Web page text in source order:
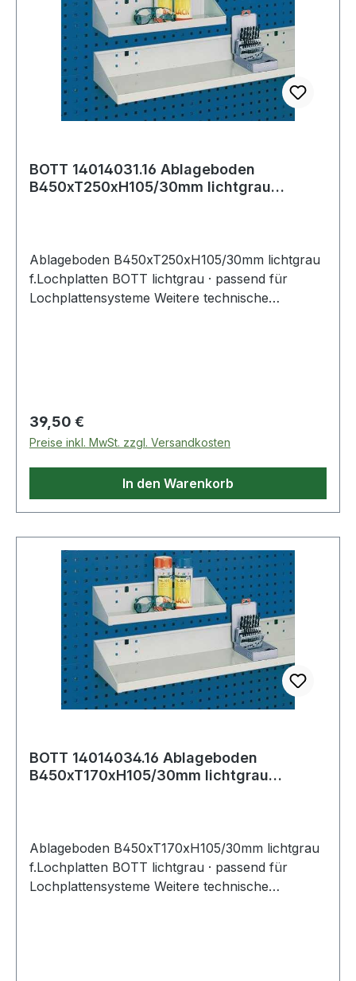
BOTT 14014031.16 Ablageboden
B450xT250xH105/30mm lichtgrau
Ablageboden B450xT250xH105/30mm lichtgrau
f.Lochplatten BOTT lichtgrau · passend für
Lochplattensysteme Weitere technische
Regulärer Preis:
39,50 €
Preise inkl. MwSt. zzgl. Versandkosten
In den Warenkorb
BOTT 14014034.16 Ablageboden
B450xT170xH105/30mm lichtgrau
Ablageboden B450xT170xH105/30mm lichtgrau
f.Lochplatten BOTT lichtgrau · passend für
Lochplattensysteme Weitere technische